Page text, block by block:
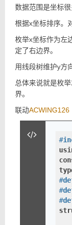
扫
线/
间
续
最
大
数据范围是坐标
根据x坐标排序。
枚举x坐标作为左
定了右边界。
用线段树维护y方
总体来说就是枚
界。
联动ACWING126
#
#
#
#